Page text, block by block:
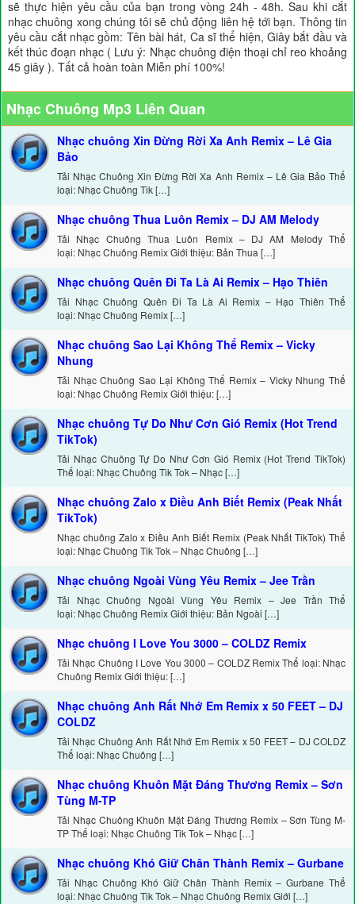
sẽ thực hiện yêu cầu của bạn trong vòng 24h - 48h. Sau khi cắt
nhạc chuông xong chúng tôi sẽ chủ động liên hệ tới bạn. Thông tin
yêu cầu cắt nhạc gồm: Tên bài hát, Ca sĩ thể hiện, Giây bắt đầu và
kết thúc đoạn nhạc ( Lưu ý: Nhạc chuông điện thoại chỉ reo khoảng
45 giây ). Tất cả hoàn toàn Miễn phí 100%!
Nhạc Chuông Mp3 Liên Quan
Nhạc chuông Xin Đừng Rời Xa Anh Remix – Lê Gia
Bảo
Tải Nhạc Chuông Xin Đừng Rời Xa Anh Remix – Lê Gia Bảo Thể
loại: Nhạc Chuông Tik […]
Nhạc chuông Thua Luôn Remix – DJ AM Melody
Tải Nhạc Chuông Thua Luôn Remix – DJ AM Melody Thể
loại: Nhạc Chuông Remix Giới thiệu: Bản Thua […]
Nhạc chuông Quên Đi Ta Là Ai Remix – Hạo Thiên
Tải Nhạc Chuông Quên Đi Ta Là Ai Remix – Hạo Thiên Thể
loại: Nhạc Chuông Remix […]
Nhạc chuông Sao Lại Không Thể Remix – Vicky
Nhung
Tải Nhạc Chuông Sao Lại Không Thể Remix – Vicky Nhung Thể
loại: Nhạc Chuông Remix Giới thiệu: […]
Nhạc chuông Tự Do Như Cơn Gió Remix (Hot Trend
TikTok)
Tải Nhạc Chuông Tự Do Như Cơn Gió Remix (Hot Trend TikTok)
Thể loại: Nhạc Chuông Tik Tok – Nhạc […]
Nhạc chuông Zalo x Điều Anh Biết Remix (Peak Nhất
TikTok)
Nhạc chuông Zalo x Điều Anh Biết Remix (Peak Nhất TikTok) Thể
loại: Nhạc Chuông Tik Tok – Nhạc Chuông […]
Nhạc chuông Ngoài Vùng Yêu Remix – Jee Trần
Tải Nhạc Chuông Ngoài Vùng Yêu Remix – Jee Trần Thể
loại: Nhạc Chuông Remix Giới thiệu: Bản Ngoài […]
Nhạc chuông I Love You 3000 – COLDZ Remix
Tải Nhạc Chuông I Love You 3000 – COLDZ Remix Thể loại: Nhạc
Chuông Remix Giới thiệu: […]
Nhạc chuông Anh Rất Nhớ Em Remix x 50 FEET – DJ
COLDZ
Tải Nhạc Chuông Anh Rất Nhớ Em Remix x 50 FEET – DJ COLDZ
Thể loại: Nhạc Chuông […]
Nhạc chuông Khuôn Mặt Đáng Thương Remix – Sơn
Tùng M-TP
Tải Nhạc Chuông Khuôn Mặt Đáng Thương Remix – Sơn Tùng M-
TP Thể loại: Nhạc Chuông Tik Tok – Nhạc […]
Nhạc chuông Khó Giữ Chân Thành Remix – Gurbane
Tải Nhạc Chuông Khó Giữ Chân Thành Remix – Gurbane Thể
loại: Nhạc Chuông Tik Tok – Nhạc Chuông Remix Giới […]